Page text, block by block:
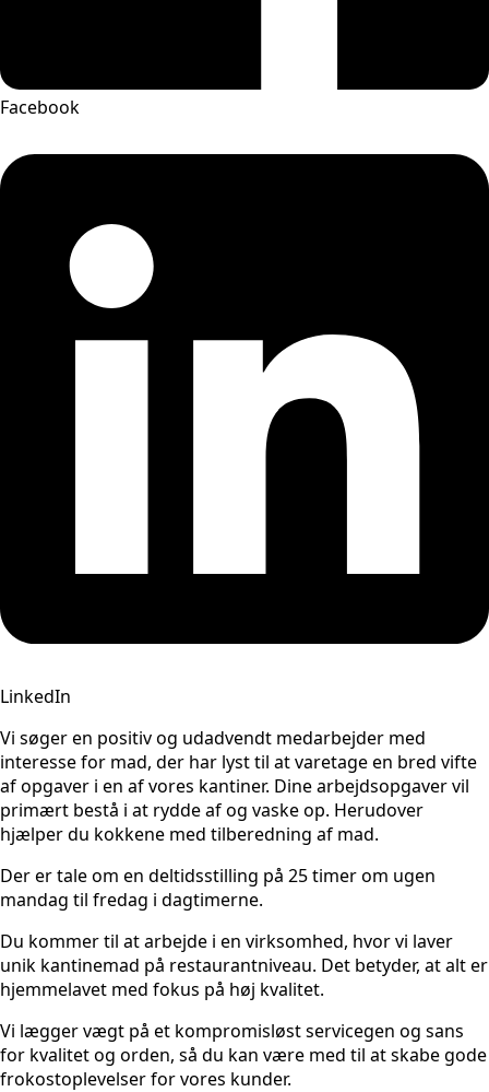
Facebook
LinkedIn
Vi søger en positiv og udadvendt medarbejder med
interesse for mad, der har lyst til at varetage en bred vifte
af opgaver i en af vores kantiner. Dine arbejdsopgaver vil
primært bestå i at rydde af og vaske op. Herudover
hjælper du kokkene med tilberedning af mad.
Der er tale om en deltidsstilling på 25 timer om ugen
mandag til fredag i dagtimerne.
Du kommer til at arbejde i en virksomhed, hvor vi laver
unik kantinemad på restaurantniveau. Det betyder, at alt er
hjemmelavet med fokus på høj kvalitet.
Vi lægger vægt på et kompromisløst servicegen og sans
for kvalitet og orden, så du kan være med til at skabe gode
frokostoplevelser for vores kunder.